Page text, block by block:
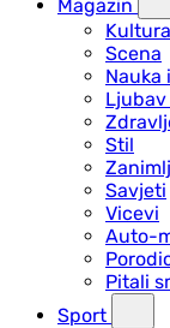
Magazin
Kultura
Scena
Nauka
Ljubav
Stil
Savjeti
Vicevi
Auto-
Pitali
Sport